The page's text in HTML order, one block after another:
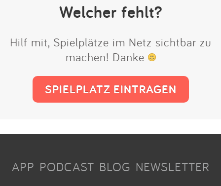
Welcher fehlt?
Hilf mit, Spielplätze im Netz sichtbar zu
machen! Danke
SPIELPLATZ EINTRAGEN
APP PODCAST BLOG NEWSLETTER